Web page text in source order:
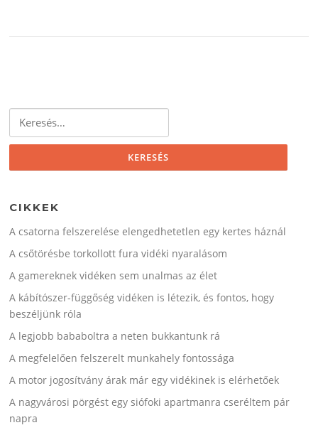
CIKKEK
A csatorna felszerelése elengedhetetlen egy kertes háznál
A csőtörésbe torkollott fura vidéki nyaralásom
A gamereknek vidéken sem unalmas az élet
A kábítószer-függőség vidéken is létezik, és fontos, hogy
beszéljünk róla
A legjobb bababoltra a neten bukkantunk rá
A megfelelően felszerelt munkahely fontossága
A motor jogosítvány árak már egy vidékinek is elérhetőek
A nagyvárosi pörgést egy siófoki apartmanra cseréltem pár
napra